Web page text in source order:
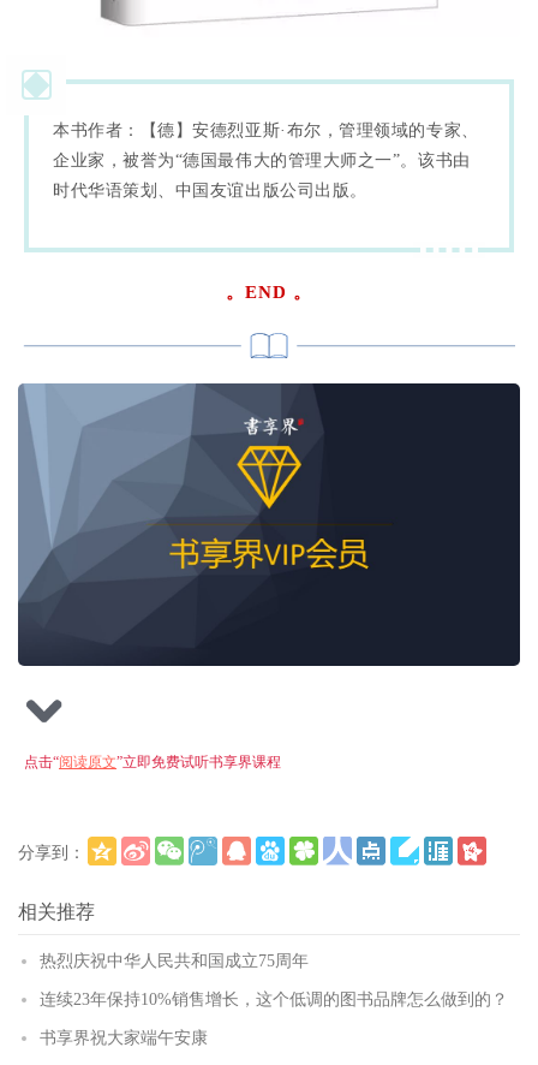
本书作者：【德】安德烈亚斯·布尔，管理领域的专家、
企业家，被誉为“德国最伟大的管理大师之一”。该书由
时代华语策划、中国友谊出版公司出版。
。END 。
点击“阅读原文”立即免费试听书享界课程
分享到：
相关推荐
热烈庆祝中华人民共和国成立75周年
连续23年保持10%销售增长，这个低调的图书品牌怎么做到的？
书享界祝大家端午安康